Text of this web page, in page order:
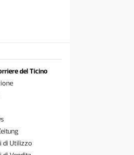
del Ticino
di Utilizzo